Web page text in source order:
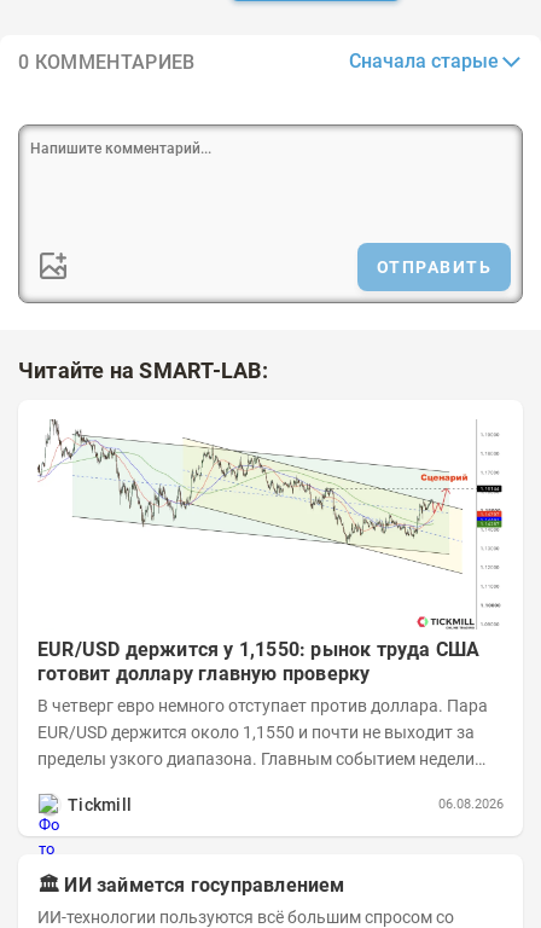
0 КОММЕНТАРИЕВ Сначала старые
ОТПРАВИТЬ
Читайте на SMART-LAB:
EUR/USD держится у 1,1550: рынок труда США
готовит доллару главную проверку
В четверг евро немного отступает против доллара. Пара
EUR/USD держится около 1,1550 и почти не выходит за
пределы узкого диапазона. Главным событием недели
Tickmill
06.08.2026
🏛️ ИИ займется госуправлением
ИИ-технологии пользуются всё большим спросом со